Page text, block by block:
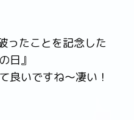
ったことを記念した
日』
良いですね～凄い！